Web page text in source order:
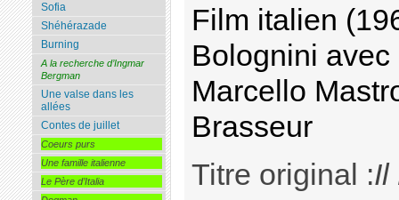
Film italien
Bolognini
Marcello
Brasseur
Titre original :Il
Sofia
Shéhérazade
Burning
A la recherche d’Ingmar
Bergman
Une valse dans les
allées
Contes de juillet
Coeurs purs
Une famille italienne
Le Père d’Italia